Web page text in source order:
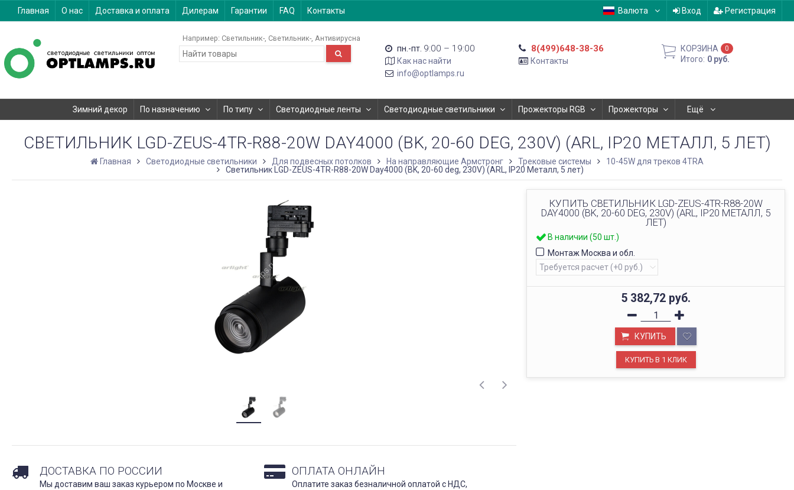
Главная О нас Доставка и оплата Дилерам Гарантии FAQ Контакты Валюта Вход Регистрация
Например: Светильник- Светильник- Антивирусна
пн.-пт. 9:00 – 19:00
Как нас найти
info@optlamps.ru
8(499)648-38-36
Контакты
КОРЗИНА 0
Итого: 0 руб.
Зимний декор По назначению По типу Светодиодные ленты Светодиодные светильники Прожекторы RGB Прожекторы Ещё
СВЕТИЛЬНИК LGD-ZEUS-4TR-R88-20W DAY4000 (BK, 20-60 DEG, 230V) (ARL, IP20 МЕТАЛЛ, 5 ЛЕТ)
Главная Светодиодные светильники Для подвесных потолков На направляющие Армстронг Трековые системы
10-45W для треков 4TRA
Светильник LGD-ZEUS-4TR-R88-20W Day4000 (BK, 20-60 deg, 230V) (ARL, IP20 Металл, 5 лет)
КУПИТЬ СВЕТИЛЬНИК LGD-ZEUS-4TR-R88-20W
DAY4000 (BK, 20-60 DEG, 230V) (ARL, IP20 МЕТАЛЛ, 5
ЛЕТ)
В наличии (50 шт.)
Монтаж Москва и обл.
5 382,72 руб.
КУПИТЬ
ДОСТАВКА ПО РОССИИ
Мы доставим ваш заказ курьером по Москве и
ОПЛАТА ОНЛАЙН
Оплатите заказ безналичной оплатой с НДС,